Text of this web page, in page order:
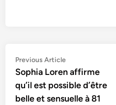
Navigation
de
l’article
Previous ArticlePrevious
article:
Sophia Loren affirme
qu’il est possible d’être
belle et sensuelle à 81